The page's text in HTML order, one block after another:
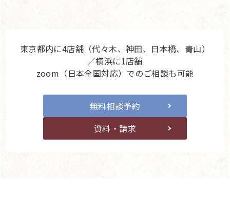
東京都内に4店舗（代々木、神田、日本橋、青山）
／横浜に1店舗
zoom（日本全国対応）でのご相談も可能
無料相談予約
資料・請求